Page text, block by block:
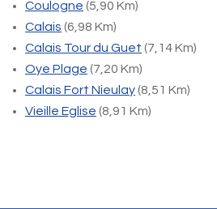
Coulogne (5,90 Km)
Calais (6,98 Km)
Calais Tour du Guet (7,14 Km)
Oye Plage (7,20 Km)
Calais Fort Nieulay(8,51 Km)
Vieille Eglise (8,91 Km)